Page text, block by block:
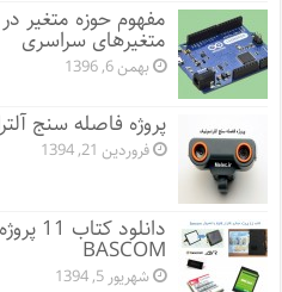
مفهوم حوزه متغیر
متغیرهای سراسری
بهمن 6, 1396
پروژه فاصله سنج
فروردین 21, 1394
BASCOM
شهریور 5, 1394